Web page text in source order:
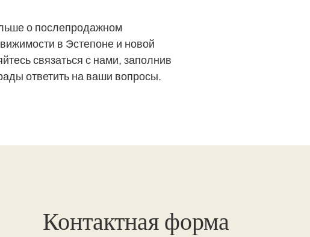
о послепродажном
в Эстепоне и новой
связаться с нами, заполнив
ответить на ваши вопросы.
Контактная форма